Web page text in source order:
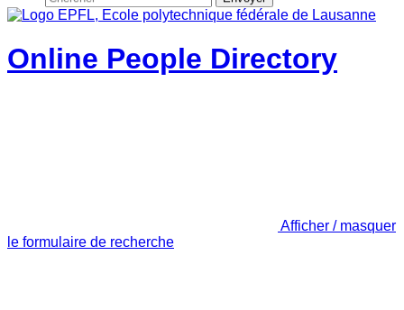
Online People Directory
Afficher / masquer
le formulaire de recherche